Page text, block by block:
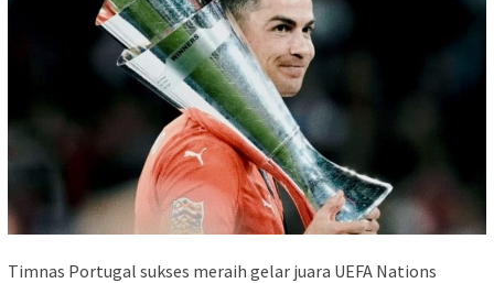
Timnas Portugal sukses meraih gelar juara UEFA Nations